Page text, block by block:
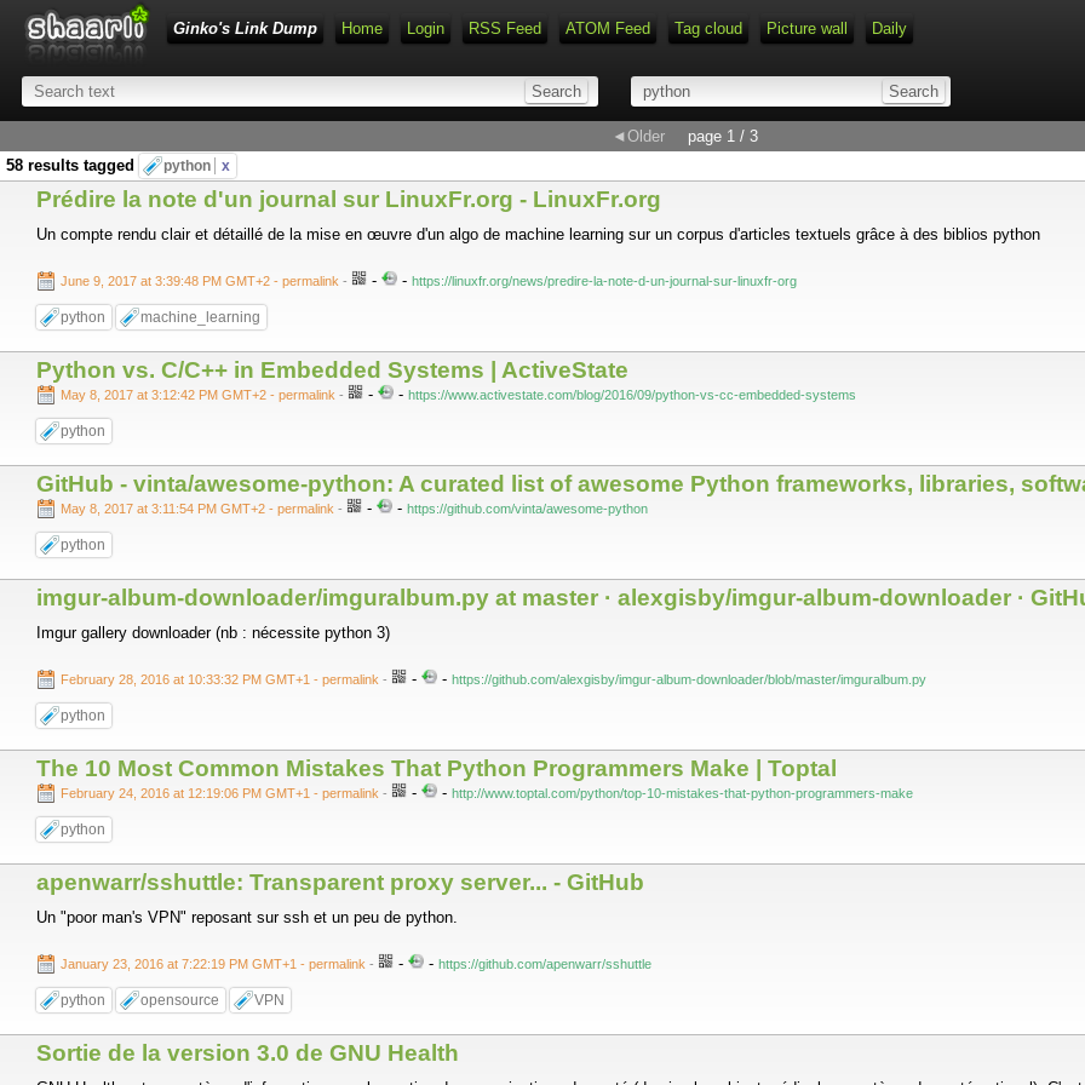
Ginko's Link Dump Home Login RSS Feed ATOM Feed Tag cloud Picture wall Daily
Type 1 or more characters for
◄Older
page 1 / 3
58 results tagged
python x
Prédire la note d'un journal sur LinuxFr.org - LinuxFr.org
Un compte rendu clair et détaillé de la mise en œuvre d'un algo de machine learning sur un corpus d'articles textuels grâce à des biblios python
June 9, 2017 at 3:39:48 PM GMT+2 - permalink - - - https://linuxfr.org/news/predire-la-note-d-un-journal-sur-linuxfr-org
python machine_learning
Python vs. C/C++ in Embedded Systems | ActiveState
May 8, 2017 at 3:12:42 PM GMT+2 - permalink - - - https://www.activestate.com/blog/2016/09/python-vs-cc-embedded-systems
python
GitHub - vinta/awesome-python: A curated list of awesome Python frameworks, libraries,
May 8, 2017 at 3:11:54 PM GMT+2 - permalink - - - https://github.com/vinta/awesome-python
python
imgur-album-downloader/imguralbum.py at master · alexgisby/imgur-album-downloader ·
Imgur gallery downloader (nb : nécessite python 3)
February 28, 2016 at 10:33:32 PM GMT+1 - permalink - - - https://github.com/alexgisby/imgur-album-downloader/blob/master/imguralbum.py
python
The 10 Most Common Mistakes That Python Programmers Make | Toptal
February 24, 2016 at 12:19:06 PM GMT+1 - permalink - - - http://www.toptal.com/python/top-10-mistakes-that-python-programmers-make
python
apenwarr/sshuttle: Transparent proxy server... - GitHub
Un "poor man's VPN" reposant sur ssh et un peu de python.
January 23, 2016 at 7:22:19 PM GMT+1 - permalink - - - https://github.com/apenwarr/sshuttle
python opensource VPN
Sortie de la version 3.0 de GNU Health